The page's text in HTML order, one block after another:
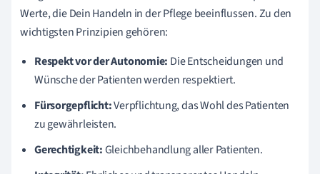
Werte, die Dein Handeln in der Pflege beeinflussen. Zu den
wichtigsten Prinzipien gehören:
Respekt vor der Autonomie: Die Entscheidungen und
Wünsche der Patienten werden respektiert.
Fürsorgepflicht:Verpflichtung, das Wohl des Patienten
zu gewährleisten.
Gerechtigkeit:Gleichbehandlung aller Patienten.